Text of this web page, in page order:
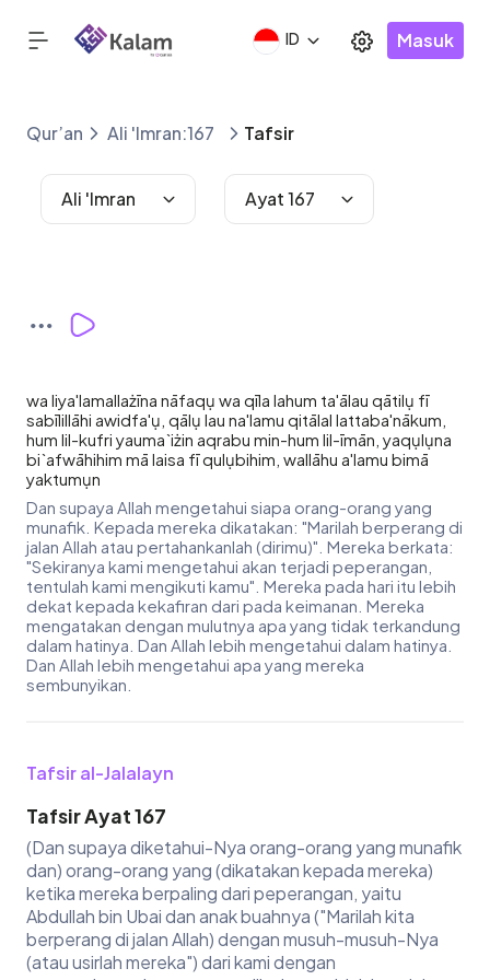
ID Masuk
Qur’an Ali 'Imran:167 Tafsir
Ali 'Imran Ayat 167
wa liya'lamallażīna nāfaqụ wa qīla lahum ta'ālau qātilụ fī
sabīlillāhi awidfa'ụ, qālụ lau na'lamu qitālal lattaba'nākum,
hum lil-kufri yauma`iżin aqrabu min-hum lil-īmān, yaqụlụna
bi`afwāhihim mā laisa fī qulụbihim, wallāhu a'lamu bimā
yaktumụn
Dan supaya Allah mengetahui siapa orang-orang yang
munafik. Kepada mereka dikatakan: "Marilah berperang di
jalan Allah atau pertahankanlah (dirimu)". Mereka berkata:
"Sekiranya kami mengetahui akan terjadi peperangan,
tentulah kami mengikuti kamu". Mereka pada hari itu lebih
dekat kepada kekafiran dari pada keimanan. Mereka
mengatakan dengan mulutnya apa yang tidak terkandung
dalam hatinya. Dan Allah lebih mengetahui dalam hatinya.
Dan Allah lebih mengetahui apa yang mereka
sembunyikan.
Tafsir al-Jalalayn
Tafsir Ayat 167
(Dan supaya diketahui-Nya orang-orang yang munafik
dan) orang-orang yang (dikatakan kepada mereka)
ketika mereka berpaling dari peperangan, yaitu
Abdullah bin Ubai dan anak buahnya ("Marilah kita
berperang di jalan Allah) dengan musuh-musuh-Nya
(atau usirlah mereka") dari kami dengan